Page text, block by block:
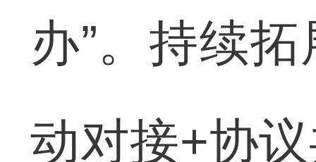
办”。持续
动对接+协